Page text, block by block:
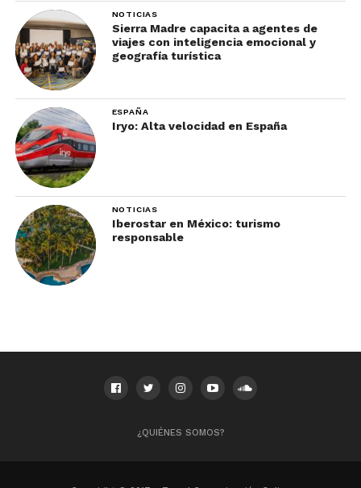
NOTICIAS
Sierra Madre capacita a agentes de
viajes con inteligencia emocional y
geografía turística
ESPAÑA
Iryo: Alta velocidad en España
NOTICIAS
Iberostar en México: turismo
responsable
¿QUIÉNES SOMOS?